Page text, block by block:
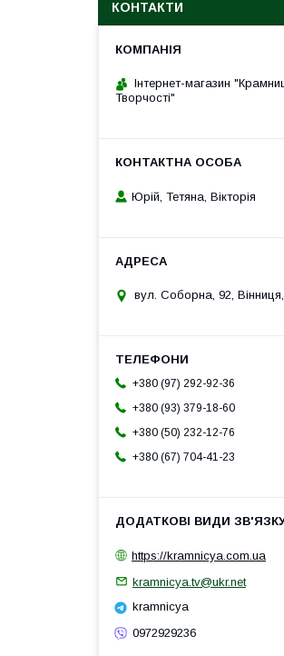
КОНТАКТИ
Інтернет-магазин
Творчості"
Юрій, Тетяна, Вікторія
вул. Соборна, 92,
+380 (97) 292-92-36
+380 (93) 379-18-60
+380 (50) 232-12-76
+380 (67) 704-41-23
https://kramnicya.com.ua
kramnicya.tv@ukr.net
kramnicya
0972929236